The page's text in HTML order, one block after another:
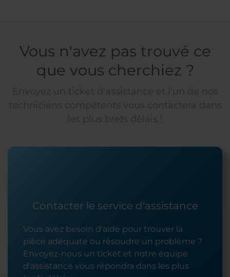
Vous n'avez pas trouvé ce
que vous cherchiez ?
Contacter le service d'assistance
Vous avez besoin d'aide pour trouver la
pièce adéquate ou résoudre un problème ?
Envoyez-nous un ticket et notre équipe
d'assistance vous répondra dans les plus